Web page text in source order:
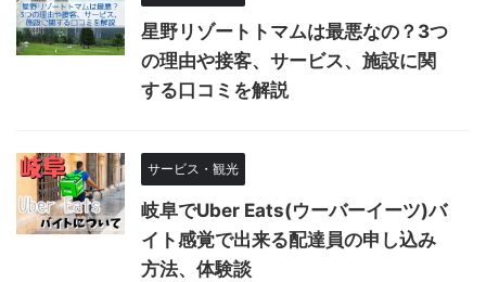
星野リゾートトマムは最悪なの？3つ
の理由や接客、サービス、施設に関
する口コミを解説
サービス・観光
岐阜でUber Eats(ウーバーイーツ)バ
イト感覚で出来る配達員の申し込み
方法、体験談